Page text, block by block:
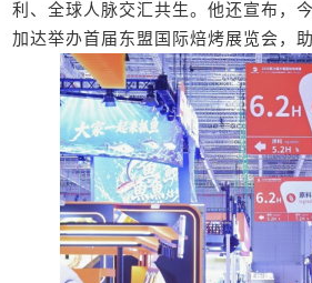
利、全球人脉交汇共生。他还宣布，
加达举办首届东盟国际焙烤展览会，